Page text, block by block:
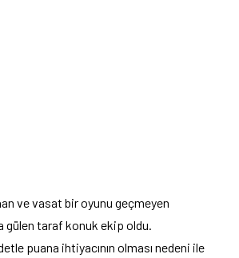
ve vasat bir oyunu geçmeyen
gülen taraf konuk ekip oldu.
puana ihtiyacının olması nedeni ile